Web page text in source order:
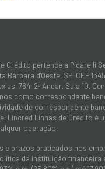
Crédito pertence a Picarelli
Bárbara d'Oeste, SP, CEP
764, 2º Andar, Sala 10,
como correspondente
de correspondente
Lincred Linhas de Crédito
operação.
e prazos praticados nos
da instituição financeira